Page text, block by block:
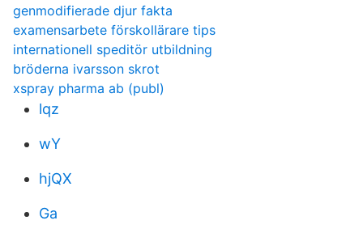
genmodifierade djur fakta
examensarbete förskollärare tips
internationell speditör utbildning
bröderna ivarsson skrot
xspray pharma ab (publ)
lqz
wY
hjQX
Ga